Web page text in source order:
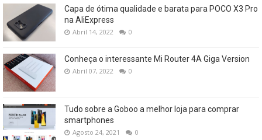
Capa de ótima qualidade e barata para POCO X3 Pro
na AliExpress
Abril 14, 2022 0
Conheça o interessante Mi Router 4A Giga Version
Abril 07, 2022 0
Tudo sobre a Goboo a melhor loja para comprar
smartphones
Agosto 24, 2021 0